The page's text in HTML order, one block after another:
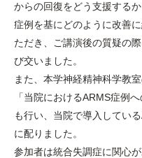
からの回復をどう支援する
症例を基にどのように改善
ただき、ご講演後の質疑の
び交いました。
また、本学神経精神科学教
「当院におけるARMS症例
も行い、当院で導入してい
に配りました。
参加者は統合失調症に関心